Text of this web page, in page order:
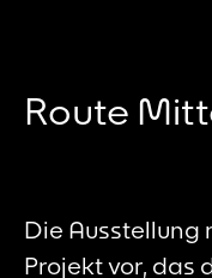
Route
Die Ausstellung
Projekt vor, das